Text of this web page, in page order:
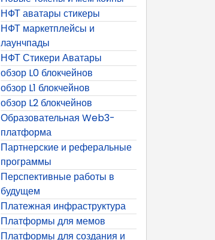
НФТ аватары стикеры
НФТ маркетплейсы и
лаунчпады
НФТ Стикери Аватары
обзор L0 блокчейнов
обзор L1 блокчейнов
обзор L2 блокчейнов
Образовательная Web3-
платформа
Партнерские и реферальные
программы
Перспективные работы в
будущем
Платежная инфраструктура
Платформы для мемов
Платформы для создания и